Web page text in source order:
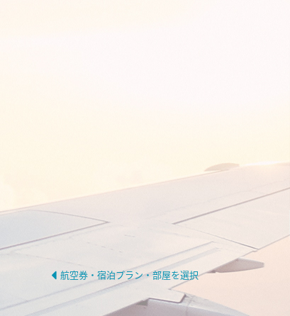
航空券・宿泊プラン・部屋を選択